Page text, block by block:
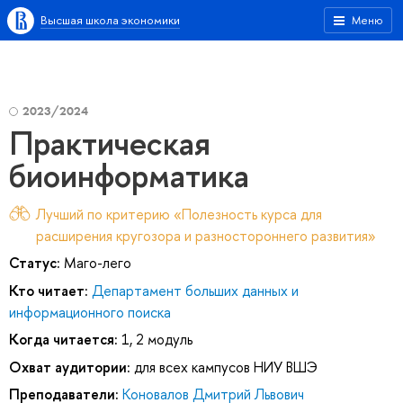
Меню
Высшая школа экономики
2023/2024
Практическая
биоинформатика
Лучший по критерию «Полезность курса для
расширения кругозора и разностороннего развития»
Статус: Маго-лего
Кто читает: Департамент больших данных и
информационного поиска
Когда читается: 1, 2 модуль
Охват аудитории: для всех кампусов НИУ ВШЭ
Преподаватели: Коновалов Дмитрий Львович